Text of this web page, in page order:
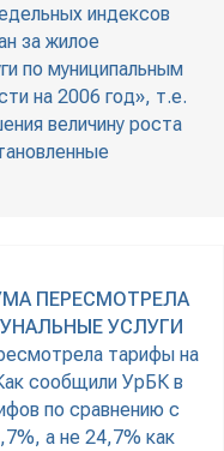
индексов
за жилое
по муниципальным
на 2006 год», т.е.
величину роста
ПЕРЕСМОТРЕЛА
УСЛУГИ
тарифы на
сообщили УрБК в
по сравнению с
а не 24,7% как